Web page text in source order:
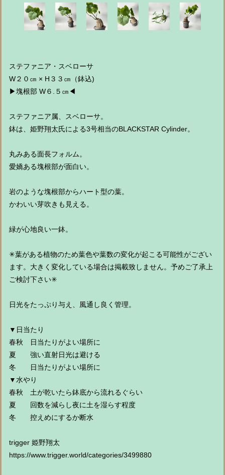
ステファニア・スベローサ
W２０㎝ × H３３㎝（鉢込)
▶︎塊根部 W６.５㎝◀︎
ステファニア属、スベローサ。
鉢は、姫野翔太氏による3号相当のBLACKSTAR Cylinder。
丸みある面長フォルム。
愛嬌ある塊根部が面白い。
岩のような塊根部からハート型の葉。
かわいい芽吹きも見える。
緑が心地良い一鉢。
✳︎葉がある植物のため葉色や葉数の変化が起こる可能性がござい
ます。大きく変化している場合は掲載致しません。予めご了承上
ご検討下さい✳︎
日光をたっぷり与え、風通し良く管理。
▼日当たり
春秋 日当たりがよい場所に
夏 強い直射日光は避ける
冬 日当たりがよい場所に
▼水やり
春秋 土が乾いたら鉢底から流れるぐらい
夏 回数を減らし夜に土を湿らす程度
冬 控えめにするか断水
trigger 姫野翔太
https://www.trigger.world/categories/3499880